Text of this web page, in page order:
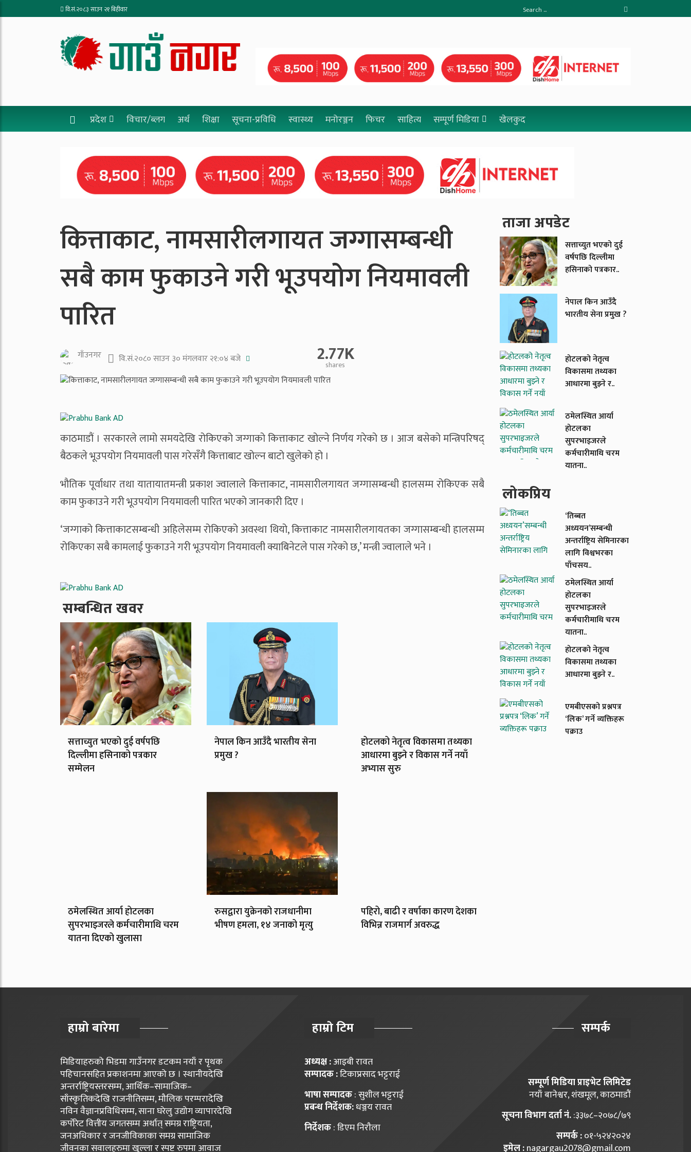
वि.सं.२०८३ साउन २१ बिहीवार
प्रदेश विचार/ब्लग अर्थ शिक्षा सूचना-प्रविधि स्वास्थ्य मनोरञ्जन फिचर साहित्य सम्पूर्ण मिडिया खेलकुद
कित्ताकाट, नामसारीलगायत जग्गासम्बन्धी
सबै काम फुकाउने गरी भूउपयोग नियमावली
पारित
गाँउनगर वि.सं.२०८० साउन ३० मंगलवार २१:०४ बजे 2.77K
shares
काठमाडौं । सरकारले लामो समयदेखि रोकिएको जग्गाको कित्ताकाट खोल्ने निर्णय गरेको छ । आज बसेको मन्त्रिपरिषद्
बैठकले भूउपयोग नियमावली पास गरेसँगै कित्ताबाट खोल्न बाटो खुलेको हो ।
भौतिक पूर्वाधार तथा यातायातमन्त्री प्रकाश ज्वालाले कित्ताकाट, नामसारीलगायत जग्गासम्बन्धी हालसम्म रोकिएक सबै
काम फुकाउने गरी भूउपयोग नियमावली पारित भएको जानकारी दिए ।
‘जग्गाको कित्ताकाटसम्बन्धी अहिलेसम्म रोकिएको अवस्था थियो, कित्ताकाट नामसारीलगायतका जग्गासम्बन्धी हालसम्म
रोकिएका सबै कामलाई फुकाउने गरी भूउपयोग नियमावली क्याबिनेटले पास गरेको छ,’ मन्त्री ज्वालाले भने ।
सम्बन्धित खवर
सत्ताच्युत भएको दुई वर्षपछि
दिल्लीमा हसिनाको पत्रकार
सम्मेलन
नेपाल किन आउँदै भारतीय सेना
प्रमुख ?
होटलको नेतृत्व विकासमा तथ्यका
आधारमा बुझ्ने र विकास गर्ने नयाँ
अभ्यास सुरु
ठमेलस्थित आर्या होटलका
सुपरभाइजरले कर्मचारीमाथि चरम
यातना दिएको खुलासा
रुसद्वारा युक्रेनको राजधानीमा
भीषण हमला, १४ जनाको मृत्यु
पहिरो, बाढी र वर्षाका कारण देशका
विभिन्न राजमार्ग अवरुद्ध
ताजा अपडेट
सत्ताच्युत भएको दुई
वर्षपछि दिल्लीमा
हसिनाको पत्रकार..
नेपाल किन आउँदै
भारतीय सेना प्रमुख ?
होटलको नेतृत्व
विकासमा तथ्यका
आधारमा बुझ्ने र..
ठमेलस्थित आर्या
होटलका
सुपरभाइजरले
कर्मचारीमाथि चरम
यातना..
लाेकप्रिय
‘तिब्बत
अध्ययन’सम्बन्धी
अन्तर्राष्ट्रिय सेमिनारका
लागि विश्वभरका
पाँचसय..
ठमेलस्थित आर्या
होटलका
सुपरभाइजरले
कर्मचारीमाथि चरम
यातना..
होटलको नेतृत्व
विकासमा तथ्यका
आधारमा बुझ्ने र..
एमबीएसको प्रश्नपत्र
‘लिक’ गर्ने व्यक्तिहरू
पक्राउ
हाम्रो बारेमा
मिडियाहरुको भिडमा गाउँनगर डटकम नयाँ र पृथक
पहिचानसहित प्रकाशनमा आएको छ । स्थानीयदेखि
अन्तर्राष्ट्रियस्तरसम्म, आर्थिक–सामाजिक–
साँस्कृतिकदेखि राजनीतिसम्म, मौलिक परम्परादेखि
नविन वैज्ञानप्रविधिसम्म, साना घरेलु उद्योग व्यापारदेखि
कर्पोरेट वित्तीय जगतसम्म अर्थात् समग्र राष्ट्रियता,
जनअधिकार र जनजीविकाका समग्र सामाजिक
जीवनका सवालहरुमा खुल्ला र स्पष्ट रुपमा आवाज
हाम्राे टिम
अध्यक्ष :आइबी रावत
सम्पादक :टिकाप्रसाद भट्टराई
भाषा सम्पादक: सुशील भट्टराई
प्रबन्ध निर्देशक:धञ्जय रावत
निर्देशक: डिएम निराैला
सम्पर्क
सम्पूर्ण मिडिया प्राइभेट लिमिटेड
नयाँ बानेश्वर, शंखमूल, काठमाडौं
सूचना विभाग दर्ता नं.:३३७८–२०७८/७९
सम्पर्क :०१-५२४२०२४
इमेल :nagargau2078@gmail.com